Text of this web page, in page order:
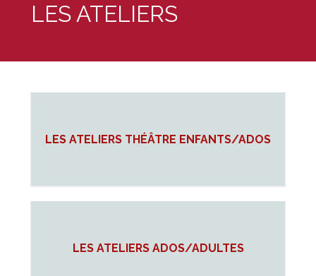
LES ATELIERS
LES ATELIERS THÉÂTRE ENFANTS/ADOS
LES ATELIERS ADOS/ADULTES